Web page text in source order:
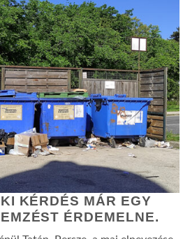
KÉRDÉS MÁR EGY
ÉRDEMELNE.